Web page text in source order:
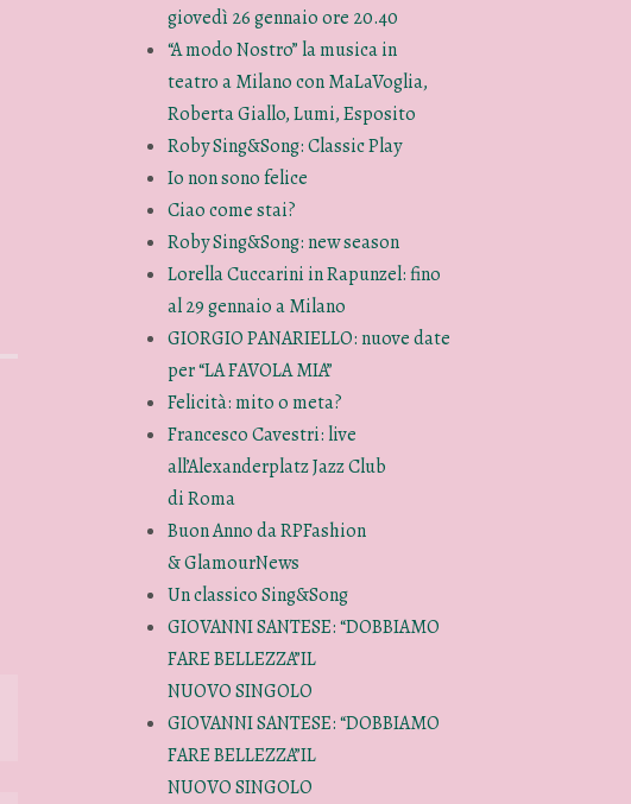
giovedì 26 gennaio ore 20.40
“A modo Nostro” la musica in
teatro a Milano con MaLaVoglia,
Roberta Giallo, Lumi, Esposito
Roby Sing&Song: Classic Play
Io non sono felice
Ciao come stai?
Roby Sing&Song: new season
Lorella Cuccarini in Rapunzel: fino
al 29 gennaio a Milano
GIORGIO PANARIELLO: nuove date
per “LA FAVOLA MIA”
Felicità: mito o meta?
Francesco Cavestri: live
all’Alexanderplatz Jazz Club
di Roma
Buon Anno da RPFashion
& GlamourNews
Un classico Sing&Song
GIOVANNI SANTESE: “DOBBIAMO
FARE BELLEZZA”IL
NUOVO SINGOLO
GIOVANNI SANTESE: “DOBBIAMO
FARE BELLEZZA”IL
NUOVO SINGOLO